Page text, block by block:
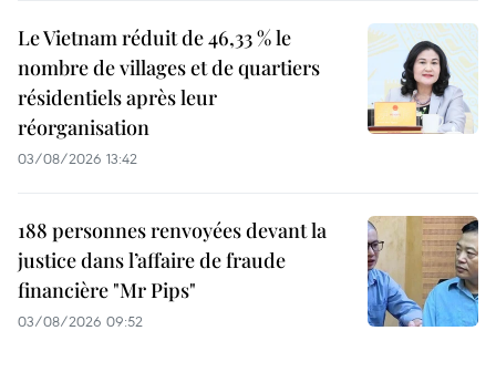
Le Vietnam réduit de 46,33 % le
nombre de villages et de quartiers
résidentiels après leur
réorganisation
03/08/2026 13:42
188 personnes renvoyées devant la
justice dans l’affaire de fraude
financière "Mr Pips"
03/08/2026 09:52